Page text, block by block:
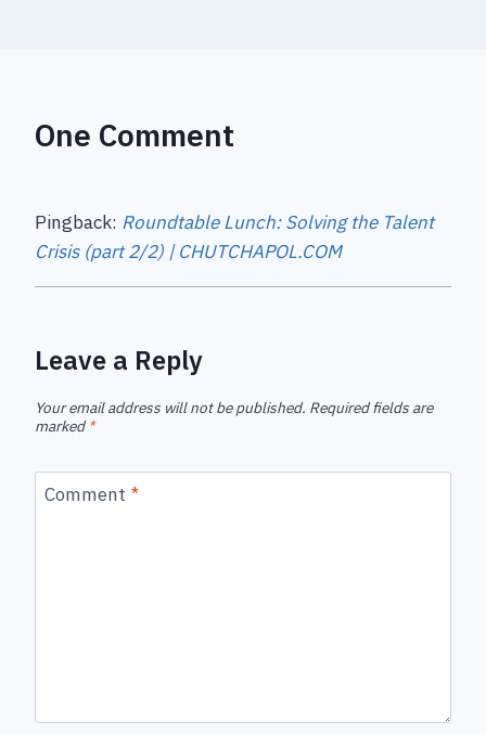
One Comment
Pingback: Roundtable Lunch: Solving the Talent
Crisis (part 2/2) | CHUTCHAPOL.COM
Leave a Reply
Your email address will not be published. Required fields are
marked*
Comment *